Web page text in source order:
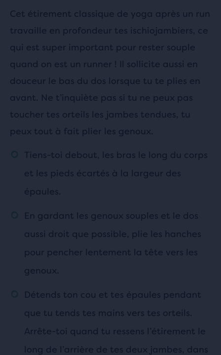
Cet étirement classique de yoga après un run
travaille en profondeur tes ischiojambiers, ce
qui est super important pour rester souple
quand on est un runner ! Il sollicite aussi en
douceur le bas du dos lorsque tu te plies en
avant. Ne t’inquiète pas si tu ne peux pas
toucher tes orteils les jambes tendues, tu
peux tout à fait plier les genoux.
Tiens-toi debout, les bras le long du corps
et les pieds écartés à la largeur des
épaules.
En gardant les genoux souples et le dos
aussi droit que possible, plie les hanches
pour pencher lentement la tête vers les
genoux.
Détends ton cou et tes épaules pendant
que tu tends tes mains vers tes orteils.
Arrête-toi quand tu ressens l’étirement le
long de l’arrière de tes deux jambes, dans